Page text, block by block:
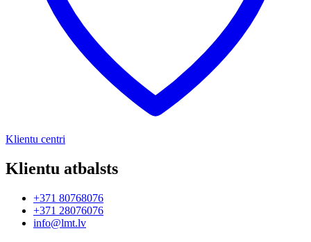
Klientu centri
Klientu atbalsts
+371 80768076
+371 28076076
info@lmt.lv